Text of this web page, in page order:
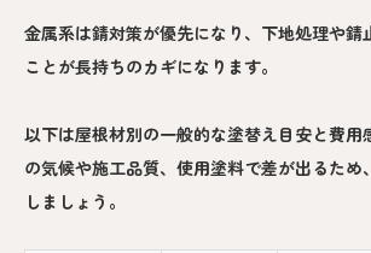
金属系は錆対策が優先になり、下地処理や錆
ことが長持ちのカギになります。
以下は屋根材別の一般的な塗替え目安と費用
の気候や施工品質、使用塗料で差が出るため
しましょう。